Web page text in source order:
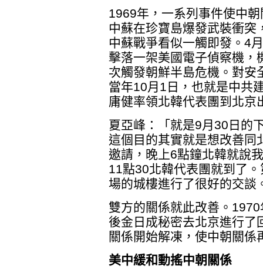
1969年，一系列事件使中
中蘇在珍寶島爆發武裝衝突
中蘇戰爭看似一觸即發。4
擊落一架美國電子偵察機，
次觸發朝鮮半島危機。對安
當年10月1日，也就是中共
庸健率領北韓代表團到北京
夏亞峰：「就是9月30日的
這個目的其實就是想改善同
邀請，晚上6點鐘北韓就說
11點30北韓代表團就到了
場的城樓進行了很好的交談
雙方的關係就此改善。
後金日成秘密去北京進行了
關係開始解凍，使中朝關係
美中緩和動搖中朝關係